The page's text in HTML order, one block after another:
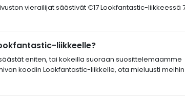
vierailijat säästivät €17 Lookfantastic-liikkeessä
liikkeelle?
eniten, tai kokeilla suoraan suosittelemaamme
koodin Lookfantastic-liikkelle, ota mieluusti meihin